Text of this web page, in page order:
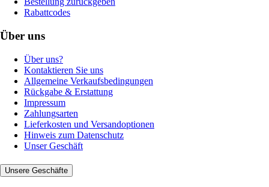
Rabattcodes
Über uns
Über uns?
Kontaktieren Sie uns
Allgemeine Verkaufsbedingungen
Rückgabe & Erstattung
Impressum
Zahlungsarten
Lieferkosten und Versandoptionen
Hinweis zum Datenschutz
Unser Geschäft
Unsere Geschäfte